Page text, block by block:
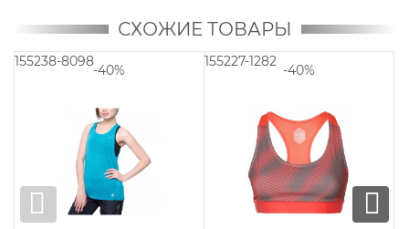
СХОЖИЕ ТОВАРЫ
155238-8098
-40%
155227-1282
-40%